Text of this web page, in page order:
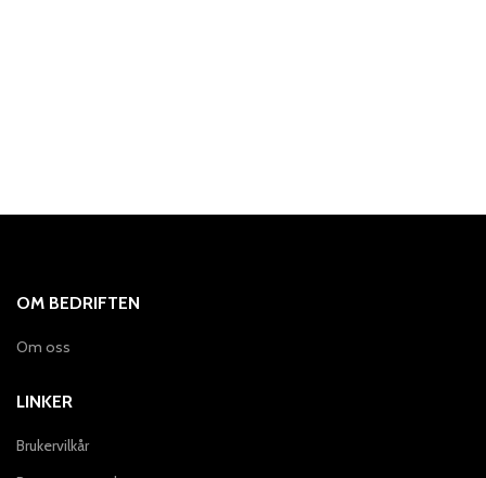
OM BEDRIFTEN
Om oss
LINKER
Brukervilkår